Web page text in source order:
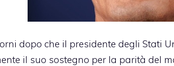
dopo che il presidente degli Stati
il suo sostegno per la parità del